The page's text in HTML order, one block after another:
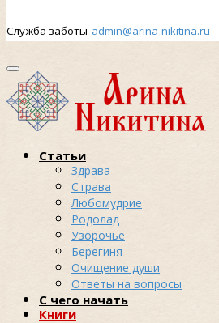
Служба заботы admin@arina-nikitina.ru
Статьи
Здрава
Страва
Любомудрие
Родолад
Узорочье
Берегиня
Очищение души
Ответы на вопросы
С чего начать
Книги